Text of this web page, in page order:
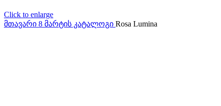
Click to enlarge
მთავარი 8 მარტის კატალოგი Rosa Lumina